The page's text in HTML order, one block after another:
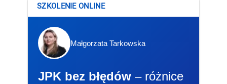
SZKOLENIE ONLINE
Małgorzata Tarkowska
JPK bez błędów – różnice